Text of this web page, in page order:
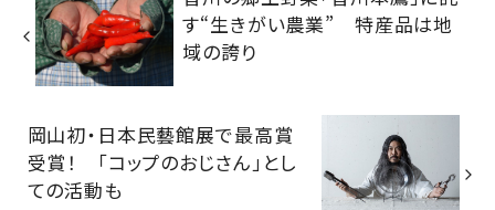
す“生きがい農業” 特産品は地
域の誇り
岡山初・日本民藝館展で最高賞
受賞！ 「コップのおじさん」とし
ての活動も